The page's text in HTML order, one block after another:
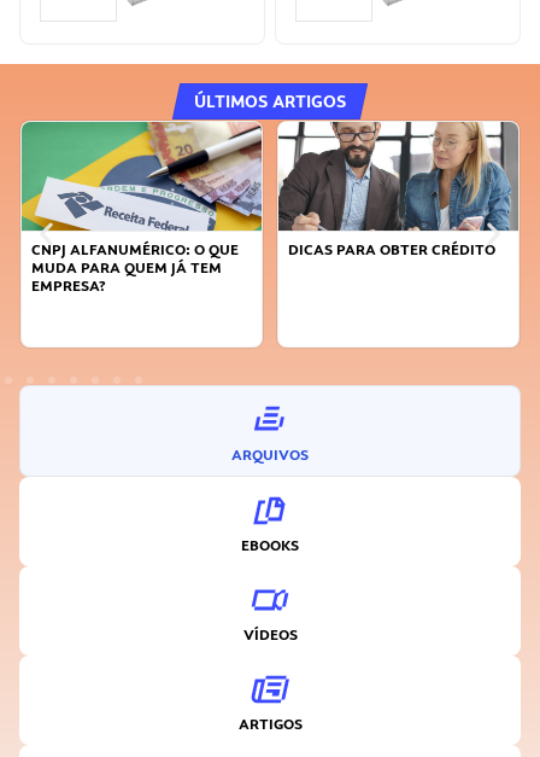
ÚLTIMOS ARTIGOS
DICAS PARA OBTER CRÉDITO
FAÇA A DIFERENÇA: SEJA
ARQUIVOS
EBOOKS
VÍDEOS
ARTIGOS